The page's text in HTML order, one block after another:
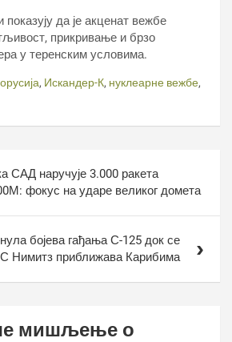
да је акценат вежбе
прикривање и брзо
у теренским условима.
, Искандер-К, нуклеарне вежбе,
САД наручује 3.000 ракета
фокус на ударе великог домета
бојева гађања С-125 док се
Нимитз приближава Карибима
мишљење о